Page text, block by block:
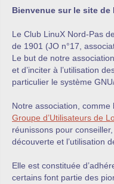
Bienvenue sur le site de
Le Club LinuX Nord-Pas
de 1901 (JO n°17,
Le but de notre
et d’inciter à l’utilisation
particulier le système
Notre association, comme
Groupe d’Utilisateurs de
réunissons pour
découverte et l’utilisation
Elle est constituée
certains font partie des